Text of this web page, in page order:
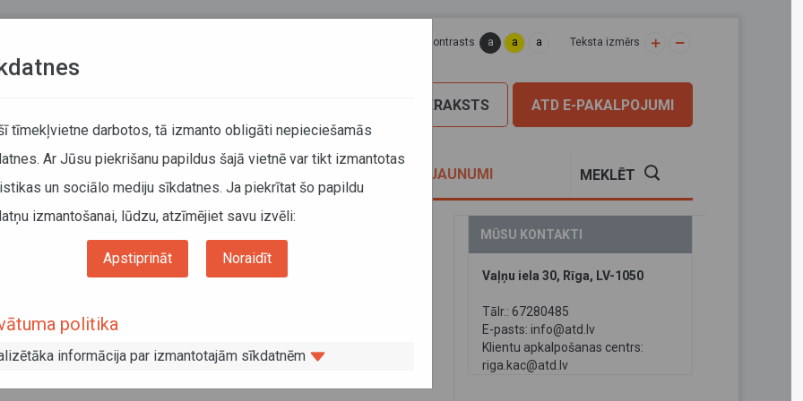
Lapas kontrasts a a a Teksta izmērs
ATD E-PAKALPOJUMI
PIERAKSTS
JAUNUMI MEKLĒT
laikā būs izmaiņas reģionālo autobusu kustībā un pieejamajās pieturās
Gulbenes novados sporta pasākumu
autobusu kustībā un pieejamajās
MŪSU KONTAKTI
Vaļņu iela 30, Rīga, LV-1050
Tālr.: 67280485
E-pasts: info@atd.lv
Klientu apkalpošanas centrs:
riga.kac@atd.lv
tīmekļvietne darbotos, tā izmanto obligāti nepieciešamās
Ar Jūsu piekrišanu papildus šajā vietnē var tikt izmantotas
un sociālo mediju sīkdatnes. Ja piekrītat šo papildu
izmantošanai, lūdzu, atzīmējiet savu izvēli:
Apstiprināt Noraidīt
politika
informācija par izmantotajām sīkdatnēm